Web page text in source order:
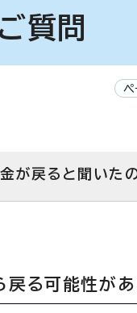
質問
が戻ると聞いた
戻る可能性があ